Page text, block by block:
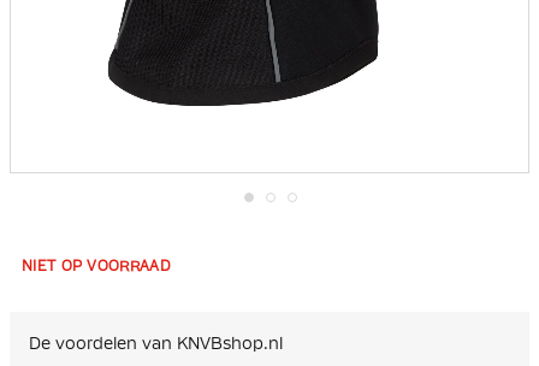
het
afbeeldingen-
gallerij
NIET OP VOORRAAD
De voordelen van KNVBshop.nl